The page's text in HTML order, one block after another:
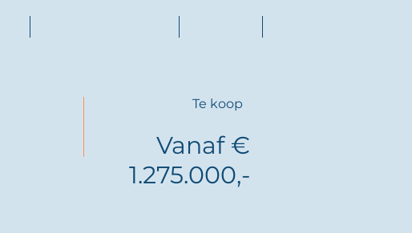
Te koop
Vanaf €
1.275.000,-